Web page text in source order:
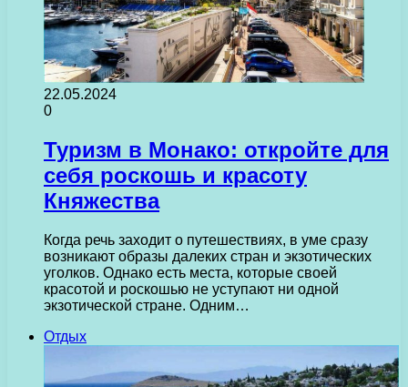
22.05.2024
0
Туризм в Монако: откройте для
себя роскошь и красоту
Княжества
Когда речь заходит о путешествиях, в уме сразу
возникают образы далеких стран и экзотических
уголков. Однако есть места, которые своей
красотой и роскошью не уступают ни одной
экзотической стране. Одним…
Отдых